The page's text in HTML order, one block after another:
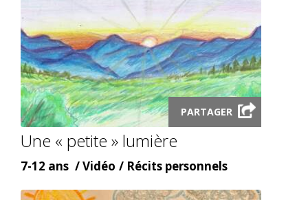
Launch
video
modal
PARTAGER
Une « petite » lumière
Âge
7-12 ans
Content
Vidéo
Content
Récits personnels